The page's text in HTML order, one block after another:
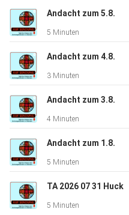
Andacht zum 5.8.
5 Minuten
Andacht zum 4.8.
3 Minuten
Andacht zum 3.8.
4 Minuten
Andacht zum 1.8.
5 Minuten
TA 2026 07 31 Huck
5 Minuten